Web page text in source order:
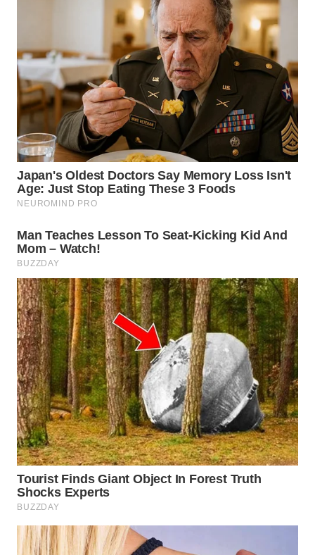
WN
SULUT
WN
MALUKU
WN
MALUT
WN
WN
DANAU
TOBA
WN
NIAS
WN
LANGKAT
WN
TAPANULI
SELATAN
WN
TANJUNG
LESUNG